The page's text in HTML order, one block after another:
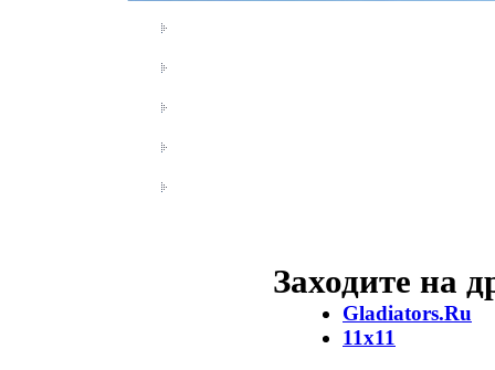
Заходите на
Gladiators.Ru
11х11